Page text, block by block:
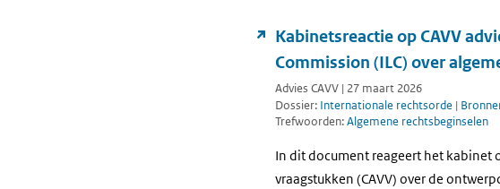
Kabinetsreactie op CAVV
Commission (ILC) over
Advies CAVV | 27 maart 2026
Dossier: Internationale rechtsorde |
Trefwoorden:Algemene rechtsbeginselen
In dit document reageert het kabinet
vraagstukken (CAVV) over de